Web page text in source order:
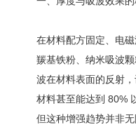
在材料配方固定、电
羰基铁粉、纳米吸波
波在材料表面的反射
材料甚至能达到 80%
但这种增强趋势并非